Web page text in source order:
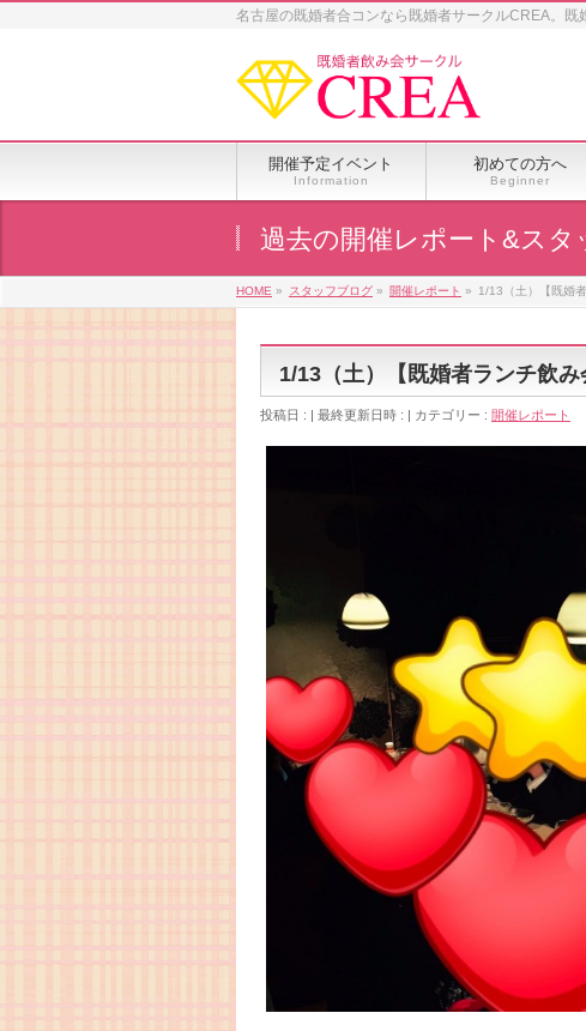
名古屋の既婚者合コンなら既婚者サークルCREA。既
開催予定イベント
Information
初めての方へ
Beginner
過去の開催レポート&スタ
HOME » スタッフブログ » 開催レポート » 1/13（土）【既婚
1/13（土）【既婚者ランチ飲
投稿日 : 最終更新日時 : カテゴリー : 開催レポート